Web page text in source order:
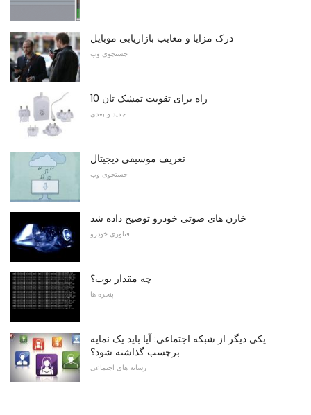
درک مزایا و معایب بازاریابی موبایل
جستجوی وب
10 راه برای تقویت تمشک تان
جدید و بعدی
تعریف موسیقی دیجیتال
جستجوی وب
خازن های صوتی خودرو توضیح داده شد
فناوری خودرو
چه مقدار بوت؟
پنجره ها
یکی دیگر از شبکه اجتماعی: آیا باید یک نمایه
برچسب گذاشته شود؟
رسانه های اجتماعی